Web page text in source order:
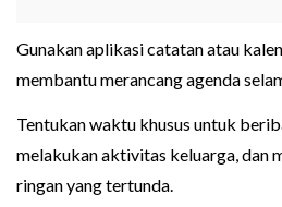
Gunakan aplikasi catatan atau
membantu merancang agenda
Tentukan waktu khusus untuk
melakukan aktivitas keluarga, dan
ringan yang tertunda.